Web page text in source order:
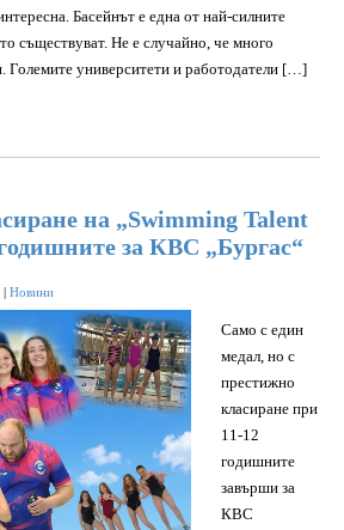
Басейнът е една от най-силните
съществуват. Не е случайно, че много
Големите университети и работодатели […]
на „Swimming Talent
за КВС „Бургас“
| Новини
Само с един
медал, но с
престижно
класиране при
11-12
годишните
завърши за
КВС